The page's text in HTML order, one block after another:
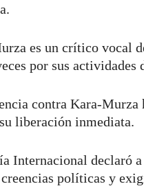
es un crítico vocal
por sus actividades
contra Kara-Murza
liberación inmediata.
Internacional declaró
creencias políticas y